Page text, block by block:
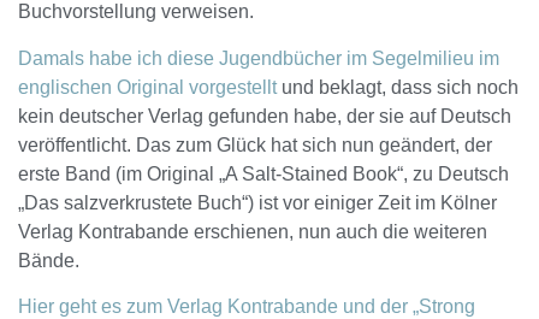
Buchvorstellung verweisen.
Damals habe ich diese Jugendbücher im Segelmilieu im
englischen Original vorgestelltund beklagt, dass sich noch
kein deutscher Verlag gefunden habe, der sie auf Deutsch
veröffentlicht. Das zum Glück hat sich nun geändert, der
erste Band (im Original „A Salt-Stained Book“, zu Deutsch
„Das salzverkrustete Buch“) ist vor einiger Zeit im Kölner
Verlag Kontrabande erschienen, nun auch die weiteren
Bände.
Hier geht es zum Verlag Kontrabande und der „Strong